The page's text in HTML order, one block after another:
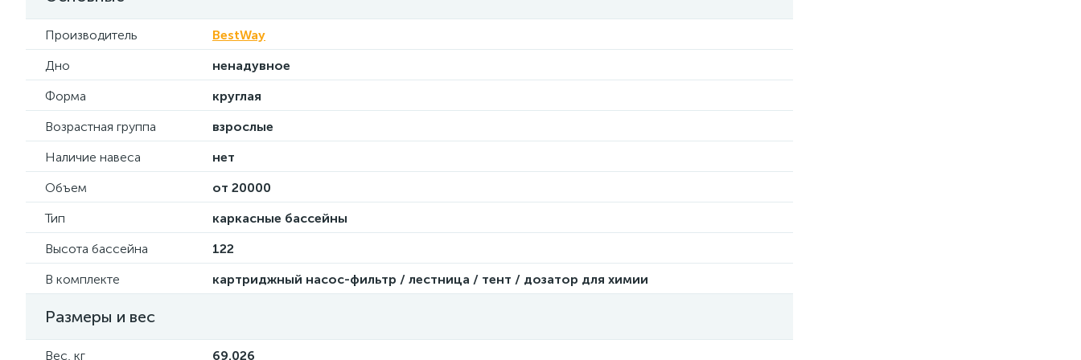
Производитель
BestWay
Дно
ненадувное
Форма
круглая
Возрастная группа
взрослые
Наличие навеса
нет
Объем
от 20000
Тип
каркасные бассейны
Высота бассейна
122
В комплекте
картриджный насос-фильтр / лестница / тент / дозатор для химии
Размеры и вес
Вес, кг 69.026